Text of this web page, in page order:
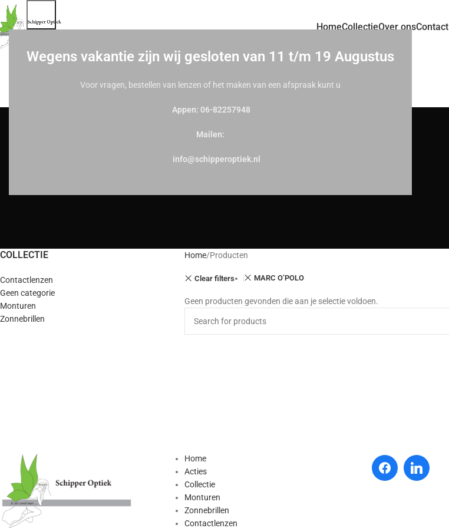
Wegens vakantie zijn wij gesloten van 11 t/m 19 Augustus
Voor vragen, bestellen van lenzen of het maken van een afspraak kunt u
Appen: 06-82257948
Mailen:
info@schipperoptiek.nl
HomeCollectieOver onsContact
COLLECTIE
Contactlenzen
Geen categorie
Monturen
Zonnebrillen
Home Producten
Clear filters MARC O’POLO
Geen producten gevonden die aan je selectie voldoen.
Home
Acties
Collectie
Monturen
Zonnebrillen
Contactlenzen